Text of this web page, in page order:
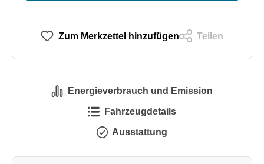
Zum Merkzettel hinzufügen Teilen
Energieverbrauch und Emission
Fahrzeugdetails
Ausstattung